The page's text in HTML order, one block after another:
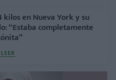
kilos en Nueva York y su
“Estaba completamente
LEER